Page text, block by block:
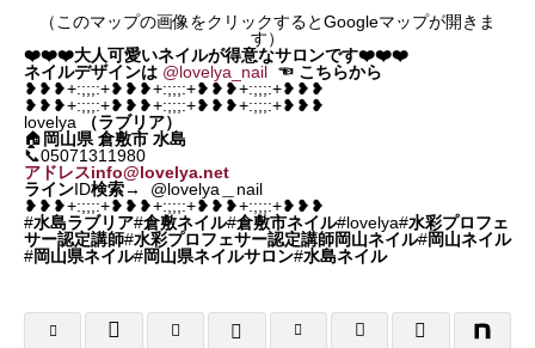
（このマップの画像をクリックするとGoogleマップが開きま
す）
❤️❤️❤️大人可愛いネイルが得意なサロンです❤️❤️❤️
ネイルデザインは @lovelya_nail ☜ こちらから
❥❥❥+:;;;:+❥❥❥+:;;;:+❥❥❥+:;;;:+❥❥❥
❥❥❥+:;;;:+❥❥❥+:;;;:+❥❥❥+:;;;:+❥❥❥
lovelya
（ラブリア）
🏠 岡山県 倉敷市 水島
📞05071311980
アドレスinfo@lovelya.net
ラインID検索→ @lovelya＿nail
❥❥❥+:;;;:+❥❥❥+:;;;:+❥❥❥+:;;;:+❥❥❥
#水島ラブリア#倉敷ネイル#倉敷市ネイル#lovelya#水彩プロフェ
サー認定講師#水彩プロフェサー認定講師岡山ネイル#岡山ネイル
#岡山県ネイル#岡山県ネイルサロン#水島ネイル